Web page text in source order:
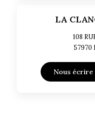
LA
108
57970
Nous écrire